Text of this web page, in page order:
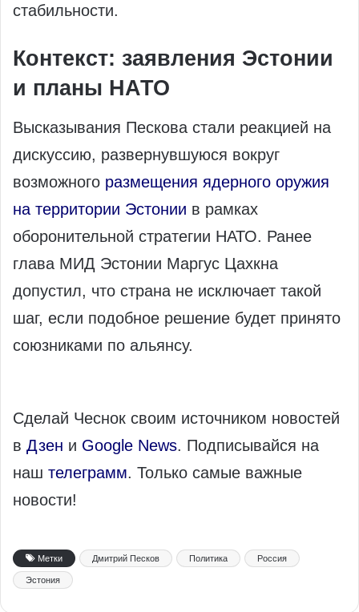
стабильности.
Контекст: заявления Эстонии
и планы НАТО
Высказывания Пескова стали реакцией на
дискуссию, развернувшуюся вокруг
возможного размещения ядерного оружия
на территории Эстонии в рамках
оборонительной стратегии НАТО. Ранее
глава МИД Эстонии Маргус Цахкна
допустил, что страна не исключает такой
шаг, если подобное решение будет принято
союзниками по альянсу.
Сделай Чеснок своим источником новостей
в Дзен и Google News. Подписывайся на
наш телеграмм. Только самые важные
новости!
Метки Дмитрий Песков Политика Россия
Эстония